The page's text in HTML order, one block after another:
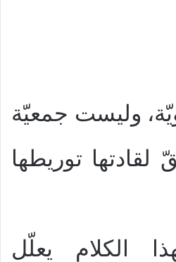
وليست جمعيّة
لقادتها توريطها
الكلام يعلّل